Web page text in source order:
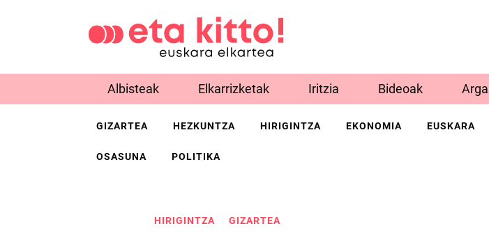
Albisteak Elkarrizketak Iritzia Bideoak
GIZARTEA HEZKUNTZA HIRIGINTZA EKONOMIA EUSKARA
OSASUNA POLITIKA
HIRIGINTZA GIZARTEA